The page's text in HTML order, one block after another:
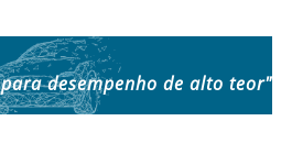
desempenho de alto teor"